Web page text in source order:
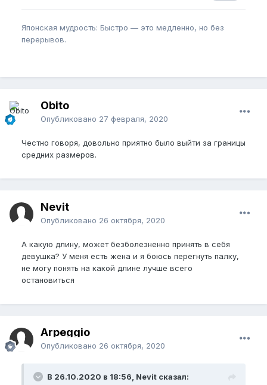
Японская мудрость: Быстро — это медленно, но без
перерывов.
Obito
Опубликовано 27 февраля, 2020
Честно говоря, довольно приятно было выйти за границы
средних размеров.
Nevit
Опубликовано 26 октября, 2020
А какую длину, может безболезненно принять в себя
девушка? У меня есть жена и я боюсь перегнуть палку,
не могу понять на какой длине лучше всего
остановиться
Arpeggio
Опубликовано 26 октября, 2020
В 26.10.2020 в 18:56, Nevit сказал: